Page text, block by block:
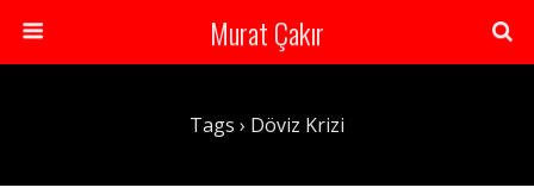
Murat Çakır
Tags › Döviz Krizi